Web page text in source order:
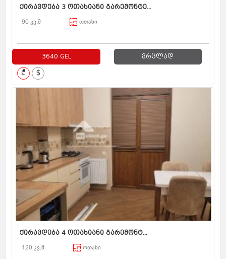
ქირავდება 3 ოთახიანი გარემონტე...
90 კვ.მ ოთახი
3640 GEL ვრცლად
₾ $
ქირავდება 4 ოთახიანი გარემონტ...
120 კვ.მ ოთახი